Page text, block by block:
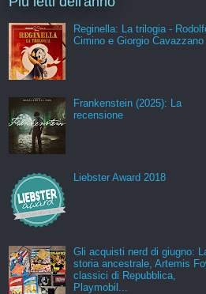
Reginella: La trilogia -
Cimino e Giorgio Cavazzano
Frankenstein (2025): La
recensione
Liebster Award 2018
Gli acquisti nerd di giugno:
storia ancestrale, Artemis
classici di Repubblica,
Playmobil...